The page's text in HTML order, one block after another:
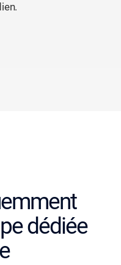
dédiée